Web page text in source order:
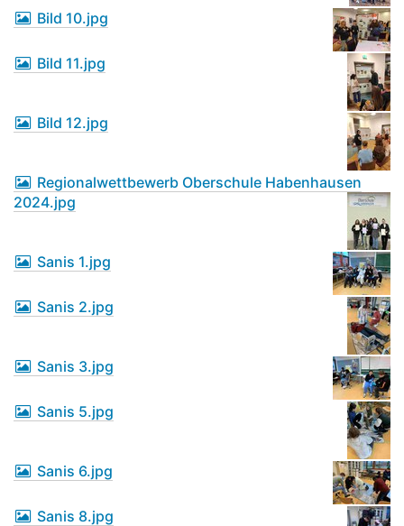
Bild 10.jpg
Bild 11.jpg
Bild 12.jpg
Regionalwettbewerb Oberschule Habenhausen
2024.jpg
Sanis 1.jpg
Sanis 2.jpg
Sanis 3.jpg
Sanis 5.jpg
Sanis 6.jpg
Sanis 8.jpg